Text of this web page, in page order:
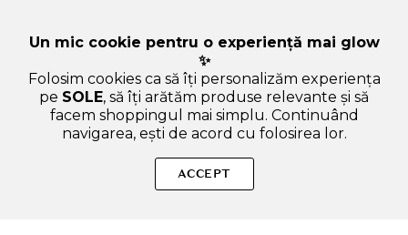
Mask Fit All Cover Cushion - cushion formulat cu glicerina si
vitamina E, care contribuie la acoperirea imperfectiunilor si la
Un mic cookie pentru o experiență mai glow
✨
Folosim cookies ca să îți personalizăm experiența
pe SOLE, să îți arătăm produse relevante și să
facem shoppingul mai simplu. Continuând
navigarea, ești de acord cu folosirea lor.
ACCEPT